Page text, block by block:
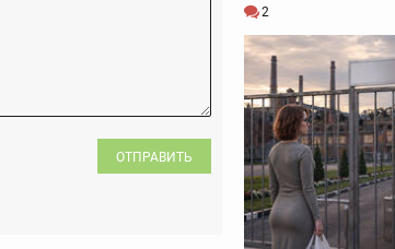
ОТПРАВИТЬ
2